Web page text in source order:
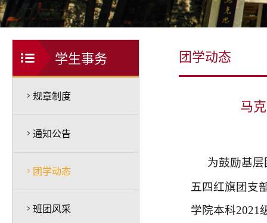
学生事务
规章制度
通知公告
团学动态
班团风采
团学动态
马
为鼓励基
五四红旗团支
学院本科2021